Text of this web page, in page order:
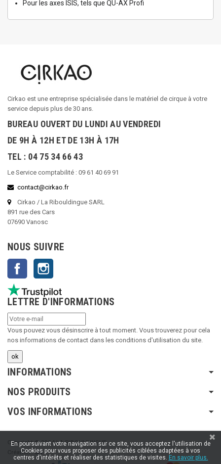
Pour les axes ISIS, tels que QU-AX Profi
Cirkao est une entreprise spécialisée dans le matériel de cirque à votre
service depuis plus de 30 ans.
BUREAU OUVERT DU LUNDI AU VENDREDI
DE 9H À 12H ET DE 13H À 17H
TEL : 04 75 34 66 43
Le Service comptabilité : 09 61 40 69 91
contact@cirkao.fr
Cirkao / La Ribouldingue SARL
891 rue des Cars
07690 Vanosc
NOUS SUIVRE
Facebook
LETTRE D'INFORMATIONS
Vous pouvez vous désinscrire à tout moment. Vous trouverez pour cela
nos informations de contact dans les conditions d'utilisation du site.
INFORMATIONS
NOS PRODUITS
VOS INFORMATIONS
Copyright © 2024 LA RIBOULDINGUE
Création :SFI
En poursuivant votre navigation sur ce site, vous acceptez l'utilisation de
Cookies pour vous proposer des publicités ciblées adaptées à vos
centres d'intérêts et réaliser des statistiques de visites. En savoir plus.